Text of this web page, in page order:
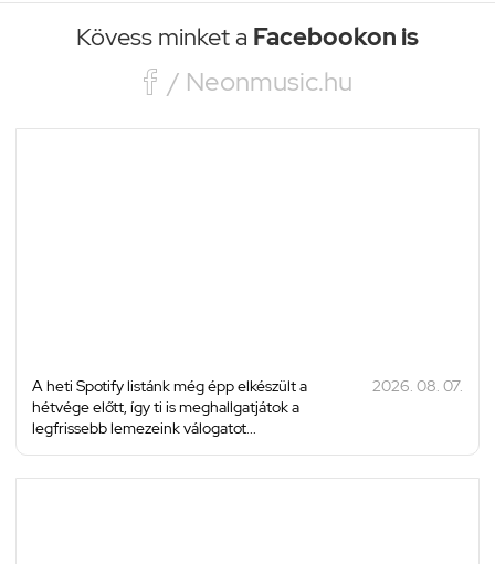
Kövess minket a Facebookon is
 / Neonmusic.hu
A heti Spotify listánk még épp elkészült a
hétvége előtt, így ti is meghallgatjátok a
legfrissebb lemezeink válogatot...
2026. 08. 07.